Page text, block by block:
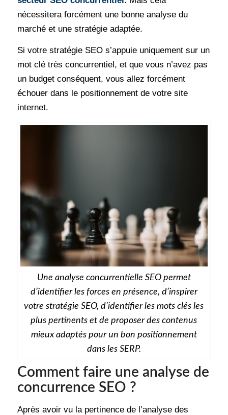
nécessitera forcément une bonne analyse du
marché et une stratégie adaptée.
Si votre stratégie SEO s’appuie uniquement sur un
mot clé très concurrentiel, et que vous n’avez pas
un budget conséquent, vous allez forcément
échouer dans le positionnement de votre site
internet.
Une analyse concurrentielle SEO permet
d’identifier les forces en présence, d’inspirer
votre stratégie SEO, d’identifier les mots clés les
plus pertinents et de proposer des contenus
mieux adaptés pour un bon positionnement
dans les SERP.
Comment faire une analyse de
concurrence SEO ?
Après avoir vu la pertinence de l’analyse des